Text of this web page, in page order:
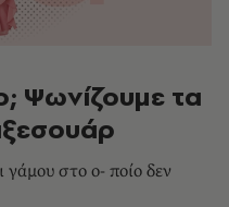
Ψωνίζουμε τα
στο ο- ποίο δεν